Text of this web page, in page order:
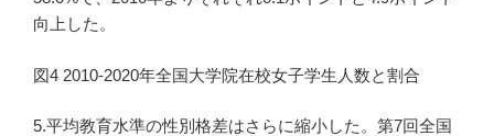
向上した。
図4 2010-2020年全国大学院在校女子学生人数と割合
5.平均教育水準の性別格差はさらに縮小した。第7回全国